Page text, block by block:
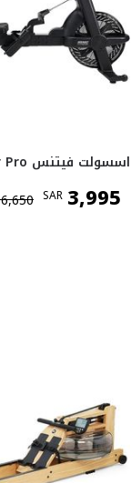
اسسولت فيتنس Rower Pro
SAR 3,995
6,650